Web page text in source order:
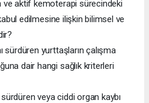
ve aktif kemoterapi sürecindeki
edilmesine ilişkin bilimsel ve
sürdüren yurttaşların çalışma
dair hangi sağlık kriterleri
veya ciddi organ kaybı